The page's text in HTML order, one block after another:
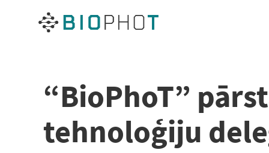
“BioPhoT”
tehnoloģiju